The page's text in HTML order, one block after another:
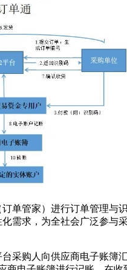
单管家）进行订单管理与
需求，为全社会广泛参与
采购人向供应商电子账簿